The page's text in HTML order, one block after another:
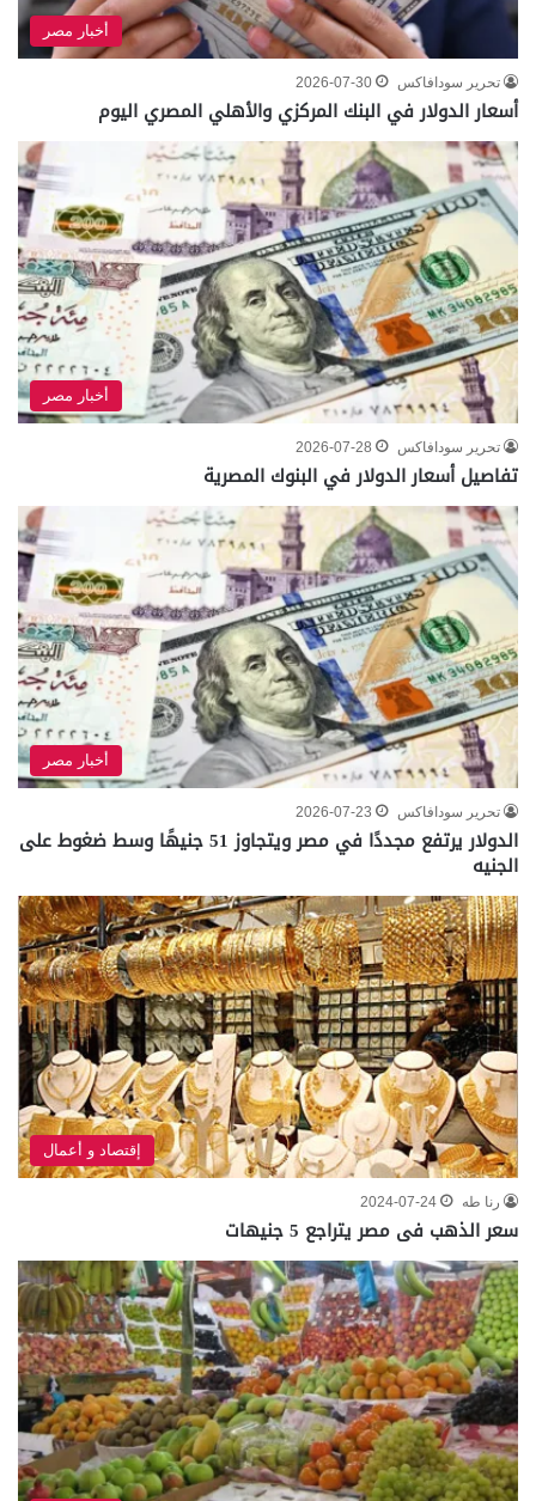
أخبار مصر
تحرير سودافاكس 2026-07-30
أسعار الدولار في البنك المركزي والأهلي المصري اليوم
أخبار مصر
تحرير سودافاكس 2026-07-28
تفاصيل أسعار الدولار في البنوك المصرية
أخبار مصر
تحرير سودافاكس 2026-07-23
الدولار يرتفع مجددًا في مصر ويتجاوز 51 جنيهًا وسط ضغوط على
الجنيه
إقتصاد و أعمال
رنا طه 2024-07-24
سعر الذهب فى مصر يتراجع 5 جنيهات